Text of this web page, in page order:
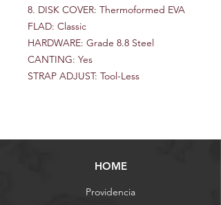
8. DISK COVER: Thermoformed EVA
FLAD: Classic
HARDWARE: Grade 8.8 Steel
CANTING: Yes
STRAP ADJUST: Tool-Less
HOME
Providencia